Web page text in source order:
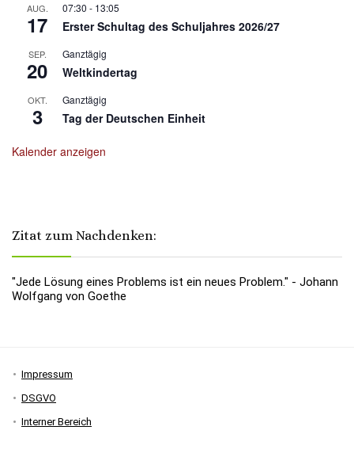
AUG.
17
07:30 - 13:05
Erster Schultag des Schuljahres 2026/27
SEP.
20
Ganztägig
Weltkindertag
OKT.
3
Ganztägig
Tag der Deutschen Einheit
Kalender anzeigen
Zitat zum Nachdenken:
"Jede Lösung eines Problems ist ein neues Problem." - Johann
Wolfgang von Goethe
Impressum
DSGVO
Interner Bereich